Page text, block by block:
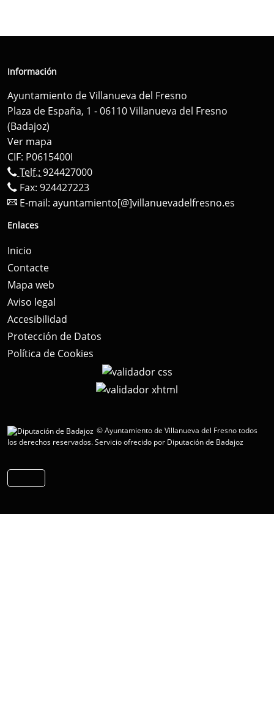
Información
Ayuntamiento de Villanueva del Fresno
Plaza de España, 1 - 06110 Villanueva del Fresno
(Badajoz)
Ver mapa
CIF: P0615400I
Telf.: 924427000
Fax: 924427223
E-mail: ayuntamiento[@]villanuevadelfresno.es
Enlaces
Inicio
Contacte
Mapa web
Aviso legal
Accesibilidad
Protección de Datos
Política de Cookies
© Ayuntamiento de Villanueva del Fresno todos
los derechos reservados.Servicio ofrecido por Diputación de Badajoz